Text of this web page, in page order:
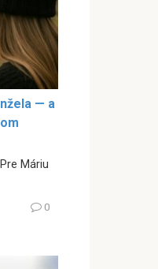
— a
Máriu
0